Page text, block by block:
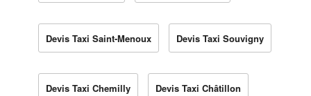
Devis Taxi Saint-Menoux Devis Taxi Souvigny
Devis Taxi Chemilly Devis Taxi Châtillon